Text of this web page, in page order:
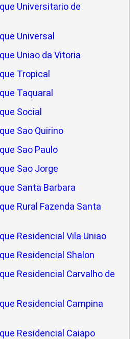
Universitario de
Universal
Uniao da Vitoria
Tropical
Taquaral
Social
Sao Quirino
Sao Paulo
Sao Jorge
Santa Barbara
Rural Fazenda Santa
Residencial Vila Uniao
Residencial Shalon
Residencial Carvalho de
Residencial Campina
Residencial Caiapo